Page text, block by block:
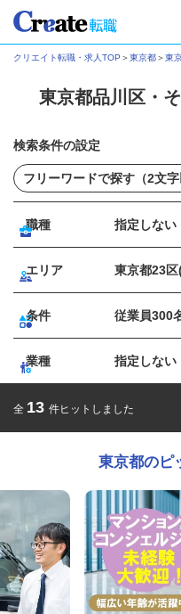
クリエイト転職・求人TOP ＞東京都＞東
東京都品川区・
検索条件の設定
職種 指定しない
エリア 東京都23
条件 従業員300
業種 指定しない
全 13 件ヒットしました
東京都のピ